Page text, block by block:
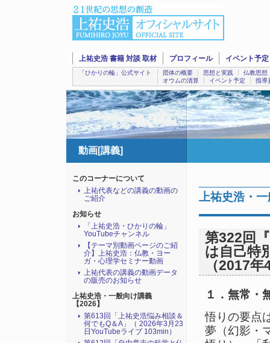
上祐史浩 書籍 対談 取材 プロフィール イベント予定
「ひかりの輪」公式サイト 団体の概要 思想と実践
仏教思想
オウムの清算
イベント予定 指導
動画[講義]
上祐史浩・
第322回
は自己特
（2017
１．無常・
悟りの要点
夢（幻影・
このコーナーについて
上祐代表などの講義の動画の
ご紹介
お知らせ
「上祐史浩・ひかりの輪」
YouTubeチャンネル
【テーマ別動画ページのご紹
介】上祐史浩：仏教・ヨー
ガ・心理学セミナー動画
上祐代表の講義の動画データ
の販売のお知らせ
上祐史浩・一般向け講義
【2026】
第613回「上祐史浩悩み相談＆
何でもQ＆A」（ 2026年3月23
日YouTubeライブ 103min）